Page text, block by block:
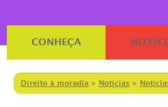
CONHEÇA
Direito à moradia > Notícias >